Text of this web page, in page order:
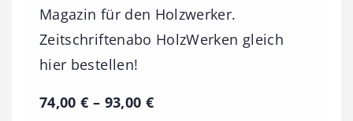
Magazin für den Holzwerker.
Zeitschriftenabo HolzWerken gleich
hier bestellen!
74,00€ – 93,00 €P